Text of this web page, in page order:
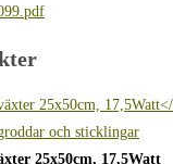
25x50cm, 17,5Watt